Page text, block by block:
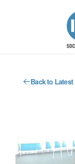
Back to Latest